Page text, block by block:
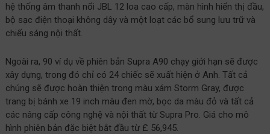
hệ thống âm thanh nổi JBL 12 loa cao cấp, màn hình hiển thị đầu,
bộ sạc điện thoại không dây và một loạt các bổ sung lưu trữ và
chiếu sáng nội thất.
Ngoài ra, 90 ví dụ về phiên bản Supra A90 chạy giới hạn sẽ được
xây dựng, trong đó chỉ có 24 chiếc sẽ xuất hiện ở Anh. Tất cả
chúng sẽ được hoàn thiện trong màu xám Storm Gray, được
trang bị bánh xe 19 inch màu đen mờ, bọc da màu đỏ và tất cả
các nâng cấp công nghệ và nội thất từ ​​Supra Pro. Giá cho mô
hình phiên bản đặc biệt bắt đầu từ £ 56,945.